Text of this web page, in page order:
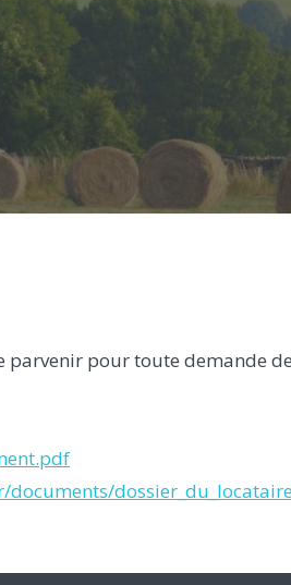
parvenir pour toute demande